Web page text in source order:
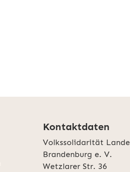
Kontaktdaten
Volkssolidarität
Brandenburg e. V.
Wetzlarer Str. 36